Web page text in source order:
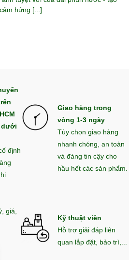
cảm hứng [...]
dưới
định
Giao hàng trong
vòng 1-3 ngày
Tùy chọn giao hàng
nhanh chóng, an toàn
và đáng tin cậy cho
hầu hết các sản phẩm.
giá,
Kỹ thuật viên
Hỗ trợ giải đáp liên
quan lắp đặt, bảo trì,...